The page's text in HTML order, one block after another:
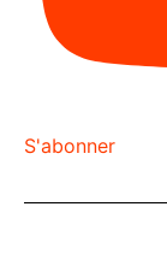
S'abonner